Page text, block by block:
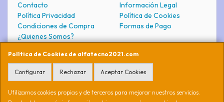
Política de Cookies de alfatecno2021.com
Configurar Rechazar Aceptar Cookies
Utilizamos cookies propias y de terceros para mejorar nuestros servicios.
Contacto
Información Legal
Política Privacidad
Política de Cookies
Condiciones de Compra
Formas de Pago
¿Quienes Somos?
Contacto
soporte@alfatecno2021.com